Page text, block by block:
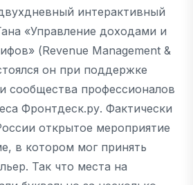
интерактивный
«Управление доходами и
(Revenue Management &
он при поддержке
сообщества профессионалов
Фронтдеск.ру. Фактически
открытое мероприятие
в котором мог принять
Так что места на